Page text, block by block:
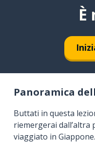
È
Panoramica
Buttati in questa
riemergerai dall’altra
viaggiato in Giappone.